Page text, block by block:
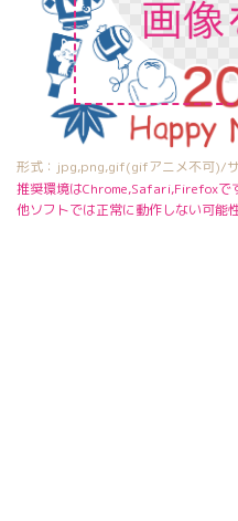
形式：jpg,png,gif(gifアニメ不可)/
推奨環境はChrome,Safari,Firefoxで
他ソフトでは正常に動作しない可能